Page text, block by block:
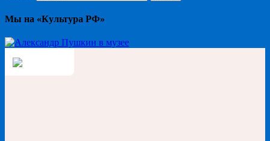
Мы на «Культура РФ»